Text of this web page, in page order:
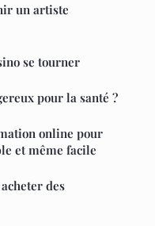
un artiste
se tourner
pour la santé ?
online pour
et même facile
des